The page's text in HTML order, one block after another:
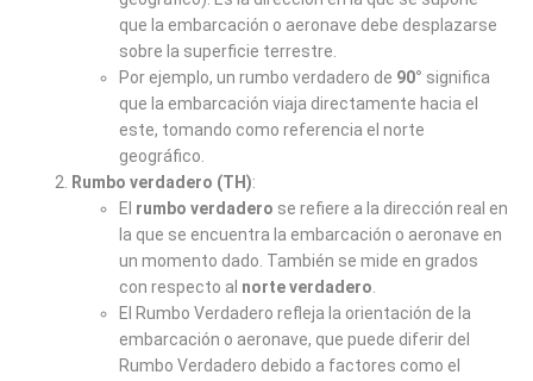
que la embarcación o aeronave debe desplazarse
sobre la superficie terrestre.
Por ejemplo, un rumbo verdadero de 90° significa
que la embarcación viaja directamente hacia el
este, tomando como referencia el norte
geográfico.
Rumbo verdadero (TH):
El rumbo verdadero se refiere a la dirección real en
la que se encuentra la embarcación o aeronave en
un momento dado. También se mide en grados
con respecto al norte verdadero.
El Rumbo Verdadero refleja la orientación de la
embarcación o aeronave, que puede diferir del
Rumbo Verdadero debido a factores como el